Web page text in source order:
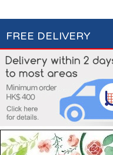
FREE DELIVERY